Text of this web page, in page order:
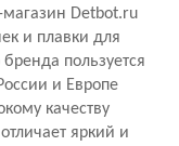
Detbot.ru
и плавки для
пользуется
и Европе
качеству
яркий и